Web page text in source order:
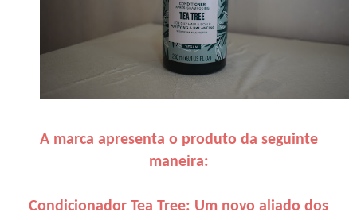
A marca apresenta o produto da seguinte
maneira:
Condicionador Tea Tree: Um novo aliado dos